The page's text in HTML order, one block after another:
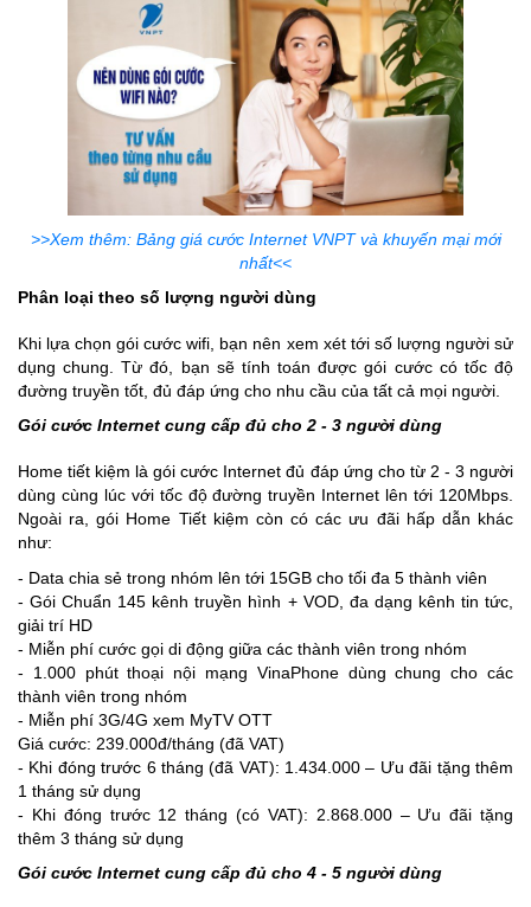
>>Xem thêm: Bảng giá cước Internet VNPT và khuyến mại mới
nhất<<
Phân loại theo số lượng người dùng
Khi lựa chọn gói cước wifi, bạn nên xem xét tới số lượng người sử
dụng chung. Từ đó, bạn sẽ tính toán được gói cước có tốc độ
đường truyền tốt, đủ đáp ứng cho nhu cầu của tất cả mọi người.
Gói cước Internet cung cấp đủ cho 2 - 3 người dùng
Home tiết kiệm là gói cước Internet đủ đáp ứng cho từ 2 - 3 người
dùng cùng lúc với tốc độ đường truyền Internet lên tới 120Mbps.
Ngoài ra, gói Home Tiết kiệm còn có các ưu đãi hấp dẫn khác
như:
- Data chia sẻ trong nhóm lên tới 15GB cho tối đa 5 thành viên
- Gói Chuẩn 145 kênh truyền hình + VOD, đa dạng kênh tin tức,
giải trí HD
- Miễn phí cước gọi di động giữa các thành viên trong nhóm
- 1.000 phút thoại nội mạng VinaPhone dùng chung cho các
thành viên trong nhóm
- Miễn phí 3G/4G xem MyTV OTT
Giá cước: 239.000đ/tháng (đã VAT)
- Khi đóng trước 6 tháng (đã VAT): 1.434.000 – Ưu đãi tặng thêm
1 tháng sử dụng
- Khi đóng trước 12 tháng (có VAT): 2.868.000 – Ưu đãi tặng
thêm 3 tháng sử dụng
Gói cước Internet cung cấp đủ cho 4 - 5 người dùng